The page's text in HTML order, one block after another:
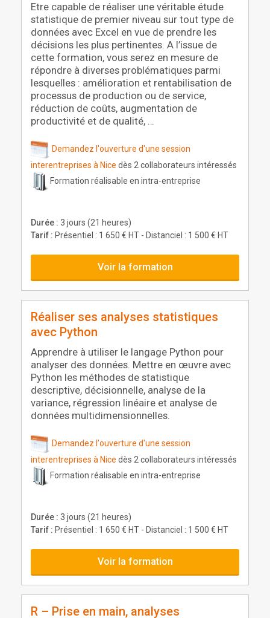
Etre capable de réaliser une véritable étude
statistique de premier niveau sur tout type de
données avec Excel en vue de prendre les
décisions les plus pertinentes. A l’issue de
cette formation, vous serez en mesure de
répondre à diverses problématiques parmi
lesquelles : amélioration et rentabilisation de
processus de production ou de service,
réduction de coûts, augmentation de
productivité et de qualité, …
Demandez l'ouverture d'une session
interentreprises à Nice dès 2 collaborateurs intéressés
Formation réalisable en intra-entreprise
Durée : 3 jours (21 heures)
Tarif : Présentiel : 1 650 € HT - Distanciel : 1 500 € HT
Voir la formation
Réaliser ses analyses statistiques
avec Python
Apprendre à utiliser le langage Python pour
analyser des données. Mettre en œuvre avec
Python les méthodes de statistique
descriptive, décisionnelle, analyse de la
variance, régression linéaire et analyse de
données multidimensionnelles.
Demandez l'ouverture d'une session
interentreprises à Nice dès 2 collaborateurs intéressés
Formation réalisable en intra-entreprise
Durée : 3 jours (21 heures)
Tarif : Présentiel : 1 650 € HT - Distanciel : 1 500 € HT
Voir la formation
R – Prise en main, analyses